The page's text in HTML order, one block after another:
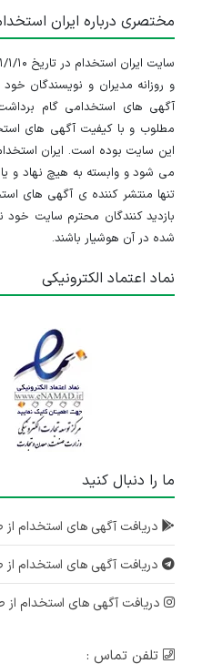
مختصری درباره ایران
و روزانه مدیران و نویسندگان
آگهی های استخدامی گام
مطلوب و با کیفیت آگهی های
این سایت بوده است. ایران
می شود و وابسته به هیچ نهاد و
تنها منتشر کننده ی آگهی های
بازدید کنندگان محترم سایت
شده در آن هوشیار باشند.
نماد اعتماد الکترونیکی
ما را دنبال کنید
دریافت آگهی های استخدام از
دریافت آگهی های استخدام از
دریافت آگهی های استخدام از
تلفن تماس :